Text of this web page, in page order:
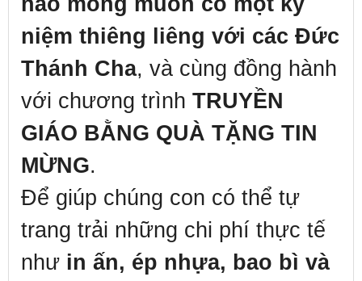
niệm thiêng liêng với các Đức
Thánh Cha, và cùng đồng hành
với chương trình TRUYỀN
GIÁO BẰNG QUÀ TẶNG TIN
MỪNG.
Để giúp chúng con có thể tự
trang trải những chi phí thực tế
như in ấn, ép nhựa, bao bì và